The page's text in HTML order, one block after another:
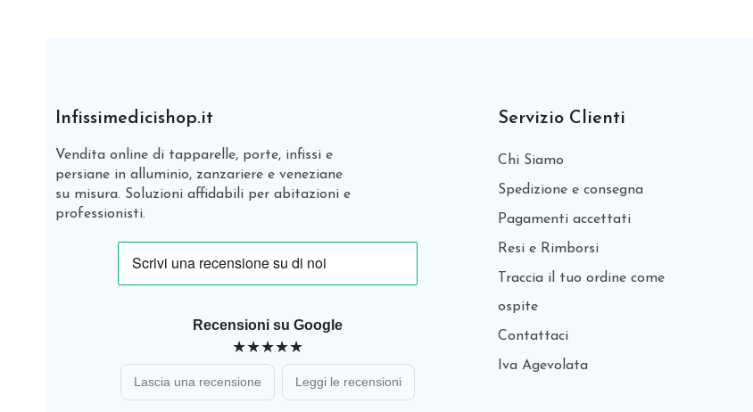
Infissimedicishop.it
Vendita online di tapparelle, porte, infissi e
persiane in alluminio, zanzariere e veneziane
su misura. Soluzioni affidabili per abitazioni e
professionisti.
Recensioni su Google
★★★★★
Lascia una recensione Leggi le recensioni
Servizio Clienti
Chi Siamo
Spedizione e consegna
Pagamenti accettati
Resi e Rimborsi
Traccia il tuo ordine come
ospite
Contattaci
Iva Agevolata